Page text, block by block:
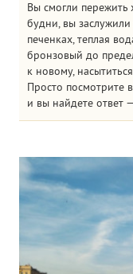
Вы смогли
будни, вы
печенках, теплая
бронзовый до
к новому,
Просто посмотрите
и вы найдете ответ